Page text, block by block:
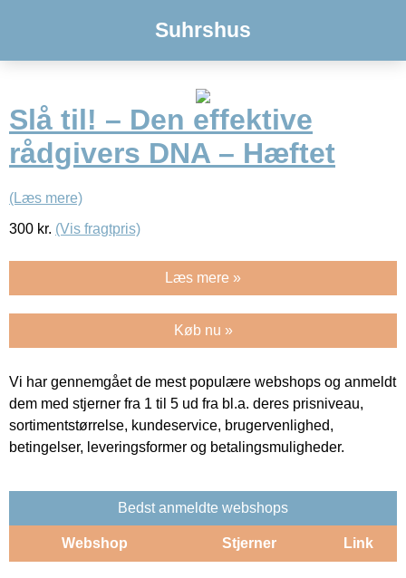
Suhrshus
Slå til! – Den effektive
rådgivers DNA – Hæftet
(Læs mere)
300 kr. (Vis fragtpris)
Læs mere »
Køb nu »
Vi har gennemgået de mest populære webshops og anmeldt
dem med stjerner fra 1 til 5 ud fra bl.a. deres prisniveau,
sortimentstørrelse, kundeservice, brugervenlighed,
betingelser, leveringsformer og betalingsmuligheder.
Bedst anmeldte webshops
Webshop Stjerner Link